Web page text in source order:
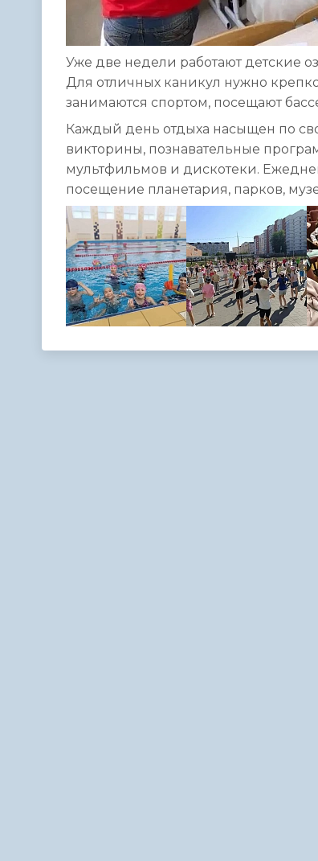
Уже две недели работают детские
Для отличных каникул нужно
занимаются спортом, посещают
Каждый день отдыха насыщен по
викторины, познавательные
мультфильмов и дискотеки.
посещение планетария, парков,